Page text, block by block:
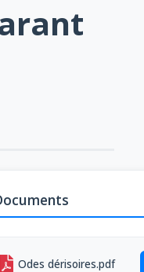
Odes dérisoires.pdf